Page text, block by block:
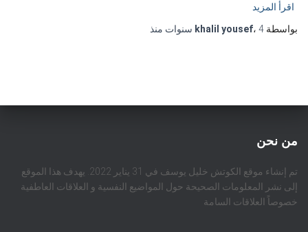
اقرأ المزيد
بواسطة
khalil yousef، 4 سنوات منذ
من نحن
تم إنشاء موقع الكوتش خليل يوسف في 31 يناير 2022. يهدف هذا الموقع
إلى نشر المعلومات الصحيحة حول المواضيع النفسية و العلاقات العاطفية
خصوصاً العلاقات السامة